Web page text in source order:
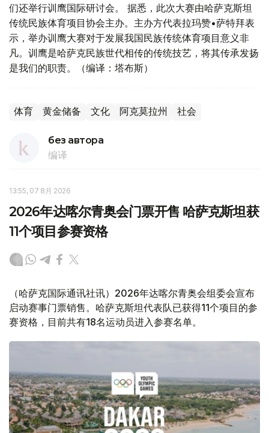
们还举行训鹰国际研讨会。 据悉，此次大赛由哈萨克斯坦
传统民族体育项目协会主办。主办方代表拉玛赞•萨特拜表
示，举办训鹰大赛对于发展我国民族传统体育项目意义非
凡。训鹰是哈萨克民族世代相传的传统技艺，将其传承发扬
是我们的职责。（编译：塔布斯）
体育 黄金储备 文化 阿克莫拉州 社会
без автора
编译
13:55, 07 8月 2026
2026年达喀尔青奥会门票开售 哈萨克斯坦获
11个项目参赛资格
（哈萨克国际通讯社讯）2026年达喀尔青奥会组委会宣布
启动赛事门票销售。哈萨克斯坦代表队已获得11个项目的参
赛资格，目前共有18名运动员进入参赛名单。